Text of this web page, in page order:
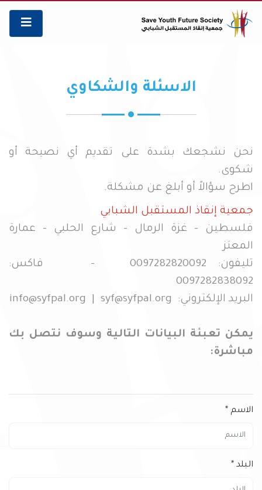
الاسئلة والشكاوي
نحن نشجعك بشدة على تقديم أي نصيحة أو
شكوى.
اطرح سؤالاً أو أبلغ عن مشكلة.
جمعية إنقاذ المستقبل الشبابي
فلسطين - غزة الرمال - شارع الحلبي - عمارة
المعتز
تليفون: 0097282820092 - فاكس:
0097282838092
البريد الإلكتروني:
info@syfpal.org syf@syfpal.org
يمكن تعبئة البيانات التالية وسوف نتصل بك
مباشرة:
الاسم *
البلد *